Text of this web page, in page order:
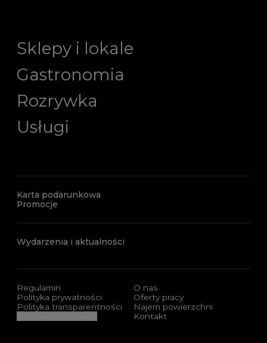
Sklepy i lokale
Gastronomia
Rozrywka
Usługi
Karta podarunkowa
Promocje
Wydarzenia i aktualności
Regulamin
Polityka prywatności
Polityka transparentności
O nas
Oferty pracy
Najem powierzchni
Kontakt